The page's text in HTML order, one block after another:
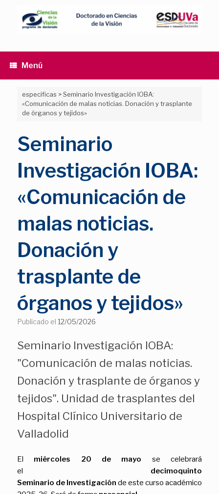
contenido
Menú
especificas >Seminario Investigación IOBA:
«Comunicación de malas noticias. Donación y trasplante
de órganos y tejidos»
Seminario
Investigación IOBA:
«Comunicación de
malas noticias.
Donación y
trasplante de
órganos y tejidos»
Publicado el 12/05/2026
Seminario Investigación IOBA:
"Comunicación de malas noticias.
Donación y trasplante de órganos y
tejidos". Unidad de trasplantes del
Hospital Clínico Universitario de
Valladolid
El miércoles 20 de mayo se celebrará
el decimoquinto
Seminario de Investigación de este curso académico